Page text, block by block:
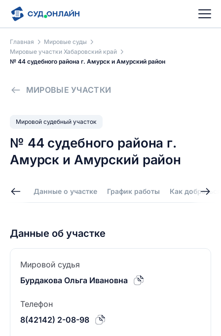
Главная
Мировые суды
Мировые участки Хабаровский край
№ 44 судебного района г. Амурск и Амурский район
МИРОВЫЕ УЧАСТКИ
Мировой судебный участок
№ 44 судебного района г.
Амурск и Амурский район
Данные о участке График работы Как добраться
Данные об участке
Мировой судья
Бурдакова Ольга Ивановна
Телефон
8(42142) 2-08-98